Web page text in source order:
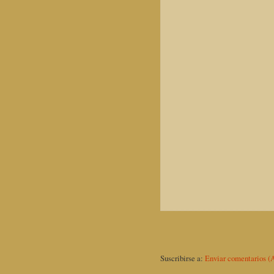
Suscribirse a: Enviar comentarios